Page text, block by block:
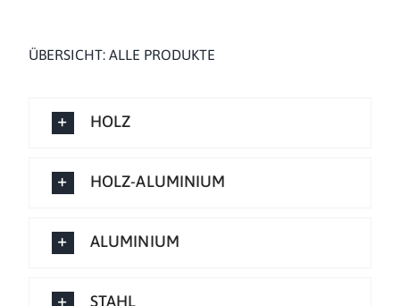
ÜBERSICHT: ALLE PRODUKTE
HOLZ
HOLZ-ALUMINIUM
ALUMINIUM
STAHL